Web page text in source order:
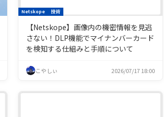
Netskope 技術
【Netskope】画像内の機密情報を見逃
さない！DLP機能でマイナンバーカード
を検知する仕組みと手順について
こやしぃ 2026/07/17 18:00